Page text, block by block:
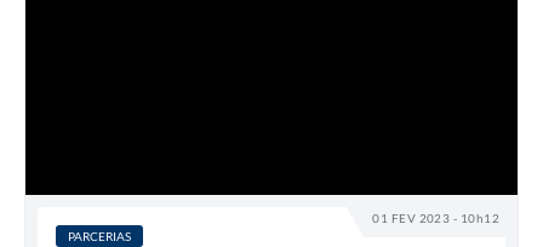
01 FEV 2023 - 10h12
PARCERIAS